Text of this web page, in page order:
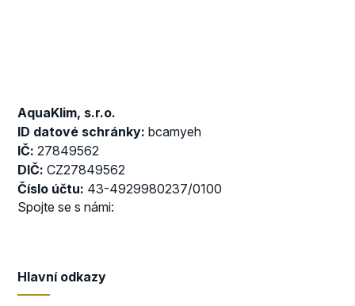
AquaKlim, s.r.o.
ID datové schránky: bcamyeh
IČ: 27849562
DIČ: CZ27849562
Číslo účtu: 43-4929980237/0100
Spojte se s námi:
Hlavní odkazy